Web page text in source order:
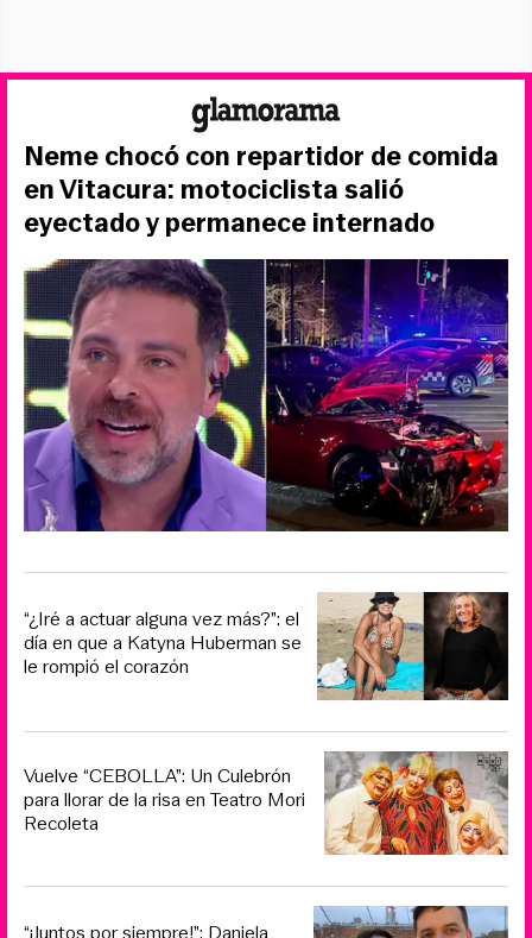
Neme chocó con repartidor de comida
en Vitacura: motociclista salió
eyectado y permanece internado
“¿Iré a actuar alguna vez más?”: el
día en que a Katyna Huberman se
le rompió el corazón
Vuelve “CEBOLLA”: Un Culebrón
para llorar de la risa en Teatro Mori
Recoleta